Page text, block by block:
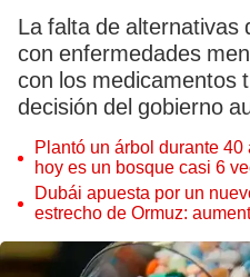
La falta de alternativas
con enfermedades
con los medicamentos
decisión del gobierno
Plantó un árbol durante
hoy es un bosque casi 6
Parque de las Leyendas
Dubái apuesta por un
estrecho de Ormuz: